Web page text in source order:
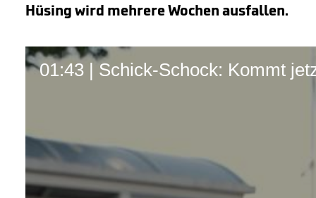
Hüsing wird mehrere Wochen ausfallen.
01:43 | Schick-Schock: Kommt